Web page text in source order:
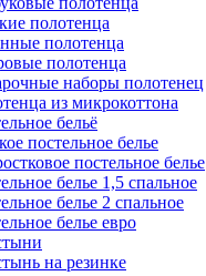
полотенца
полотенца
полотенца
наборы полотенец
из микрокоттона
бельё
постельное белье
постельное белье
белье 1,5 спальное
белье 2 спальное
белье евро
на резинке